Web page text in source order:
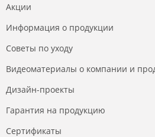
Акции
Информация о продукции
Советы по уходу
Видеоматериалы о компании и
Дизайн-проекты
Гарантия на продукцию
Сертификаты